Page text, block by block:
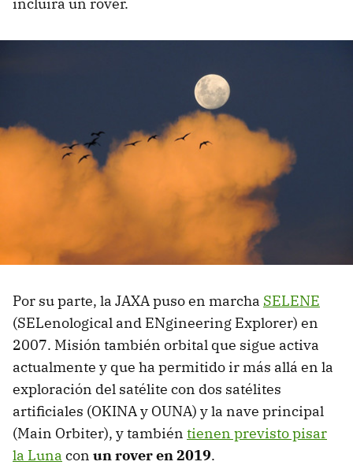
incluirá un rover.
Por su parte, la JAXA puso en marcha SELENE
(SELenological and ENgineering Explorer) en
2007. Misión también orbital que sigue activa
actualmente y que ha permitido ir más allá en la
exploración del satélite con dos satélites
artificiales (OKINA y OUNA) y la nave principal
(Main Orbiter), y también tienen previsto pisar
la Luna con un rover en 2019.